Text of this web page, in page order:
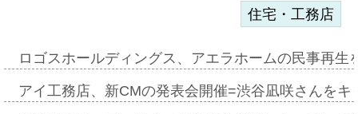
住宅・工務店
ロゴスホールディングス、アエラホームの民事再
アイ工務店、新CMの発表会開催=渋谷凪咲さんを